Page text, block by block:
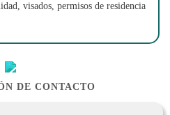
visados, permisos de residencia
DE CONTACTO